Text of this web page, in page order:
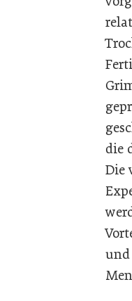
die
Die
und